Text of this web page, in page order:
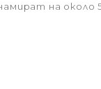
на около